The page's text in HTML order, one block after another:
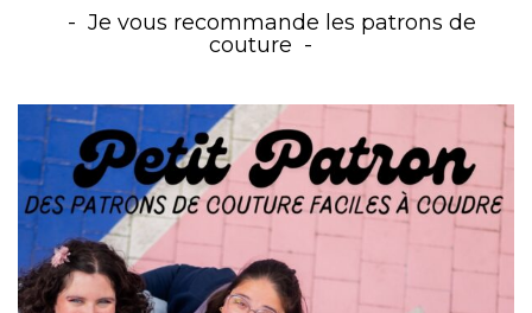
Je vous recommande les patrons de
couture